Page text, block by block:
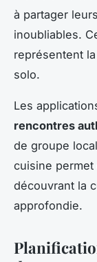
à partager
inoubliables.
représentent
solo.
Les
rencontres
de groupe
cuisine
découvrant la
approfondie.